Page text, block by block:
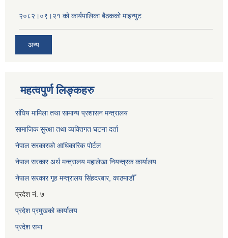
२०८२।०९।२१ को कार्यपालिका बैठकको माइन्युट
अन्य
महत्वपुर्ण लिङ्कहरु
संघिय मामिला तथा सामान्य प्रशासन मन्त्रालय
सामाजिक सुरक्षा तथा व्यक्तिगत घटना दर्ता
नेपाल सरकारको आधिकारिक पोर्टल
नेपाल सरकार अर्थ मन्त्रालय महालेखा नियन्त्रक कार्यालय
नेपाल सरकार गृह मन्त्रालय सिंहदरबार, काठमाडौँ
प्रदेश नं. ७
प्रदेश प्रमुखको कार्यालय
प्रदेश सभा